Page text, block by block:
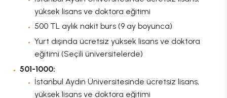
yüksek lisans ve doktora eğitimi
500 TL aylık nakit burs (9 ay boyunca)
Yurt dışında ücretsiz yüksek lisans ve doktora
eğitimi (Seçili üniversitelerde)
501-1000:
İstanbul Aydın Üniversitesinde ücretsiz lisans,
yüksek lisans ve doktora eğitimi